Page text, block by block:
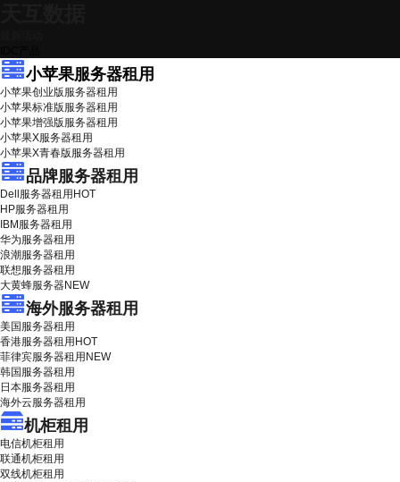
小苹果服务器租用
小苹果创业版服务器租用
小苹果标准版服务器租用
小苹果增强版服务器租用
小苹果X服务器租用
小苹果X青春版服务器租用
品牌服务器租用
Dell服务器租用 HOT
HP服务器租用
IBM服务器租用
华为服务器租用
浪潮服务器租用
联想服务器租用
大黄蜂服务器NEW
海外服务器租用
美国服务器租用
香港服务器租用 HOT
菲律宾服务器租用 NEW
韩国服务器租用
日本服务器租用
海外云服务器租用
机柜租用
电信机柜租用
联通机柜租用
双线机柜租用